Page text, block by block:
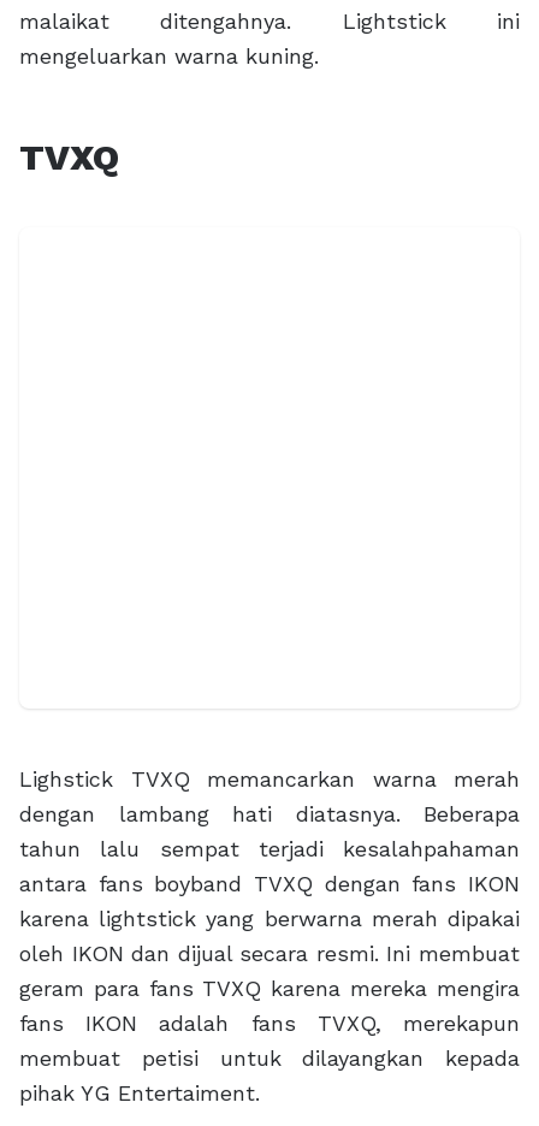
malaikat ditengahnya. Lightstick ini
mengeluarkan warna kuning.
TVXQ
Lighstick TVXQ memancarkan warna merah
dengan lambang hati diatasnya. Beberapa
tahun lalu sempat terjadi kesalahpahaman
antara fans boyband TVXQ dengan fans IKON
karena lightstick yang berwarna merah dipakai
oleh IKON dan dijual secara resmi. Ini membuat
geram para fans TVXQ karena mereka mengira
fans IKON adalah fans TVXQ, merekapun
membuat petisi untuk dilayangkan kepada
pihak YG Entertaiment.